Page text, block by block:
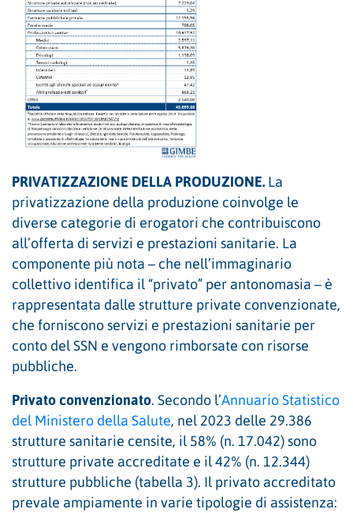
PRIVATIZZAZIONE DELLA PRODUZIONE. La
privatizzazione della produzione coinvolge le
diverse categorie di erogatori che contribuiscono
all’offerta di servizi e prestazioni sanitarie. La
componente più nota – che nell’immaginario
collettivo identifica il “privato” per antonomasia – è
rappresentata dalle strutture private convenzionate,
che forniscono servizi e prestazioni sanitarie per
conto del SSN e vengono rimborsate con risorse
pubbliche.
Privato convenzionato. Secondo l’Annuario Statistico
del Ministero della Salute, nel 2023 delle 29.386
strutture sanitarie censite, il 58% (n. 17.042) sono
strutture private accreditate e il 42% (n. 12.344)
strutture pubbliche (tabella 3). Il privato accreditato
prevale ampiamente in varie tipologie di assistenza: